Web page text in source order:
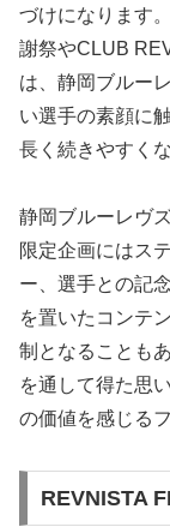
づけになります
謝祭やCLUB
は、静岡ブルー
い選手の素顔に
長く続きやすく
静岡ブルーレヴ
限定企画にはス
ー、選手との記
を置いたコンテ
制となることも
を通して得た思
の価値を感じる
REVNISTA